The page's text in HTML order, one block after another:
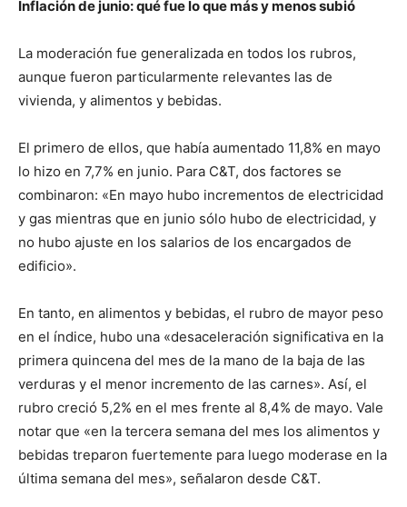
Inflación de junio: qué fue lo que más y menos subió
La moderación fue generalizada en todos los rubros,
aunque fueron particularmente relevantes las de
vivienda, y alimentos y bebidas.
El primero de ellos, que había aumentado 11,8% en mayo
lo hizo en 7,7% en junio. Para C&T, dos factores se
combinaron: «En mayo hubo incrementos de electricidad
y gas mientras que en junio sólo hubo de electricidad, y
no hubo ajuste en los salarios de los encargados de
edificio».
En tanto, en alimentos y bebidas, el rubro de mayor peso
en el índice, hubo una «desaceleración significativa en la
primera quincena del mes de la mano de la baja de las
verduras y el menor incremento de las carnes». Así, el
rubro creció 5,2% en el mes frente al 8,4% de mayo. Vale
notar que «en la tercera semana del mes los alimentos y
bebidas treparon fuertemente para luego moderase en la
última semana del mes», señalaron desde C&T.